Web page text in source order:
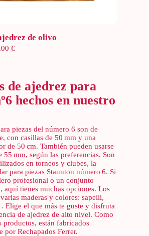
Seleccionar opciones
de olivo
€Rango
de
de ajedrez para
hechos en nuestro
piezas del número 6 son de
con casillas de 50 mm y una
de 50 cm. También pueden usarse
55 mm, según las preferencias. Son
en torneos y clubes, la
para piezas Staunton número 6. Si
profesional o un conjunto
aquí tienes muchas opciones. Los
maderas y colores: sapelli,
Elige el que más te guste y disfruta
de ajedrez de alto nivel. Como
productos, están fabricados
por Rechapados Ferrer.